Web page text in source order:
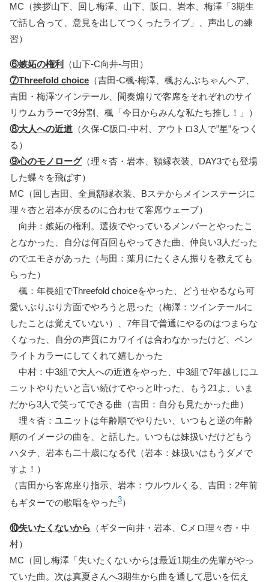
MC（挨拶山下、回し梅澤、山下、阪口、岩本、梅澤「3期生
で話し合って、意見を出してつくったライブ」、声出しの練
習）
⑥嫉妬の権利
（山下-C向井-与田）
⑦Threefold choice （吉田-C楓-梅澤、楓おんぷちゃんヘア、
吉田・梅澤ツインテール、間奏煽りで客席をそれぞれのサイ
リウムカラーで3分割、楓「今日からみんな私たち推し！」）
⑧大人への近道 （久保-C阪口-中村、アウトロ3人で”星”をつく
る）
⑨心のモノローグ（理々杏・岩本、額縁衣装、DAY3でも登場
した蝶々を飛ばす）
MC（回し吉田、全員額縁衣装、Bステからメインステージに
理々杏と岩本が戻るのに合わせて客席ウェーブ）
向井：嫉妬の権利。選抜でやっているメンバーとやったこ
となかった、自分は何百回もやってきた曲、仲良い3人だった
のでエモさがあった（与田：葉月にたくさん振りを教えても
らった）
楓：年長組でThreefold choiceをやった、どうせやるなら可
愛いぶりぶり方面でやろうと思った（梅澤：ツインテールに
したことは覚えていない）、7年目で普通にやるのはつまらな
くなった、自分の声質にカワイイは合わなかったけど、ペン
ライトカラーにしてくれて嬉しかった
中村：中3組で大人への近道をやった、中3組で7年越しにユ
ニットやりたいと言い続けてやっと叶った、もう21よ、いま
だから3人で笑ってできる曲（吉田：自分も見たかった曲）
理々杏：ユニットは年齢順でやりたい、いつもと逆の年齢
順のイメージの曲を、と話した。いつもは妹扱いだけどもう
ハタチ、岩本も二十歳になる代（岩本：妹扱いはもうダメで
すよ！）
（吉田から客席座り指示、岩本：ウルウルくる、吉田：2年前
もギターでの歌唱をやった3）
⑩失いたくないから （ギター向井・岩本、Cメロ理々杏・中
村）
MC（回し梅澤「失いたくないからは最近1期生の先輩がやっ
ていた曲。次は真夏さんへ3期生から曲を通して思いを伝え